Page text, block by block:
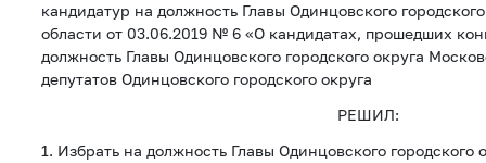
кандидатур на должность Главы Одинцовского
области от 03.06.2019 № 6 «О кандидатах, прошедших
должность Главы Одинцовского городского округа
депутатов Одинцовского городского округа
РЕШИЛ:
1. Избрать на должность Главы Одинцовского городского